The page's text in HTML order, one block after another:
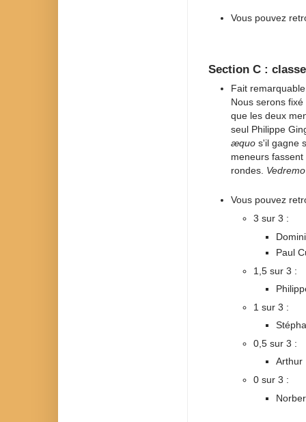
Vous pouvez
Section C :
Fait
Nous serons
que les deux
seul Philippe
æquo s'il gagne
meneurs
rondes.
Vous pouvez
3 sur 3 :
Paul
1,5 sur 3 :
1 sur 3 :
0,5 sur 3 :
Arthur
0 sur 3 :